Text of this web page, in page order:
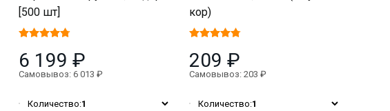
[500 шт]
6 199 ₽
Самовывоз: 6 013 ₽
Количество:1
кор)
209 ₽
Самовывоз: 203 ₽
Количество:1